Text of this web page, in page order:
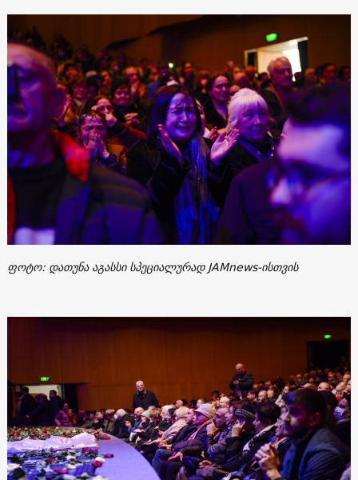
ფოტო: დათუნა აგასსი სპეციალურად JAMnews-ისთვის